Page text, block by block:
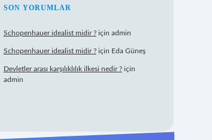
SON YORUMLAR
Schopenhauer idealist midir ?için admin
Schopenhauer idealist midir ?için Eda Güneş
Devletler arası karşılıklılık ilkesi nedir ?için
admin